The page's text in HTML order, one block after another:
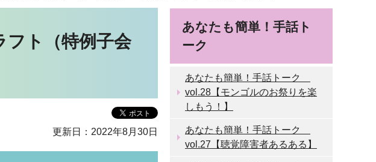
ト（特例子会
更新日：2022年8月30日
あなたも簡単！手話ト
ーク
あなたも簡単！手話トーク
vol.28【モンゴルのお祭りを楽
しもう！】
あなたも簡単！手話トーク
vol.27【聴覚障害者あるある】